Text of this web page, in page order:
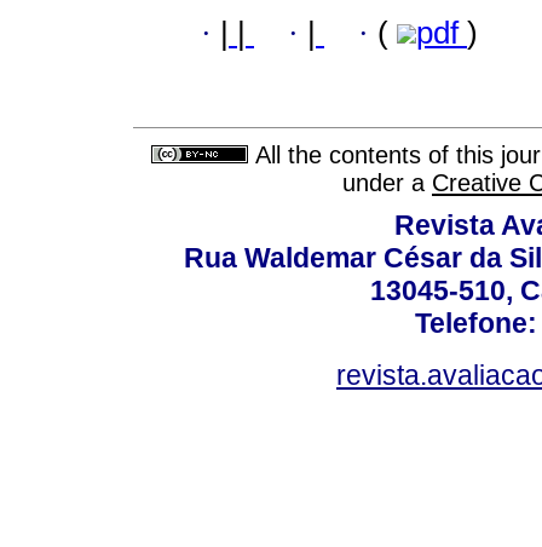
· | | · | · ( pdf )
All the contents of this
under a Creative
Revista
Rua Waldemar César da
13045-510,
Telefone: